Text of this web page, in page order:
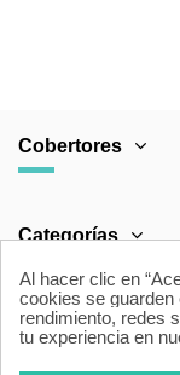
BURBUJA
ESPESOR
Referencia ter-neg
Cobertores
Categorías
Área Legal
Al hacer clic en
cookies se
rendimiento, redes
tu experiencia en